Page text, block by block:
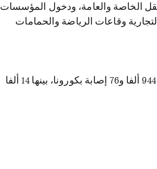
الخاصة والعامة، ودخول المؤسسات
وقاعات الرياضة والحمامات
وحتى مساء السبت، سجل المغرب إجمالا 944 ألفا و76 إصابة بكورونا، بينها 14 ألفا